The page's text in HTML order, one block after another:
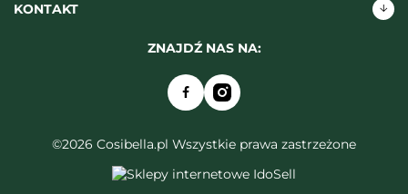
KONTAKT
ZNAJDŹ NAS NA:
©2026 Cosibella.pl Wszystkie prawa zastrzeżone